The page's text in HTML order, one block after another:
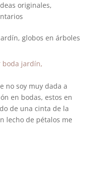
originales,
no soy muy dada a
en bodas, estos en
de una cinta de la
lecho de pétalos me